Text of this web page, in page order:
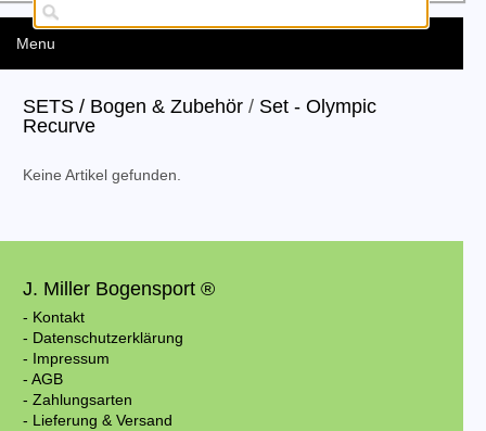
Menu
SETS / Bogen & Zubehör / Set - Olympic
Recurve
Keine Artikel gefunden.
J. Miller Bogensport ®
- Kontakt
- Datenschutzerklärung
- Impressum
- AGB
- Zahlungsarten
- Lieferung & Versand